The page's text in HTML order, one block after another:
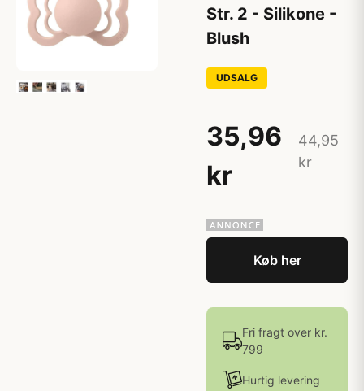
Str. 2 - Silikone -
Blush
UDSALG
35,96
kr
44,95
kr
Køb her
Fri fragt over kr.
799
Hurtig levering